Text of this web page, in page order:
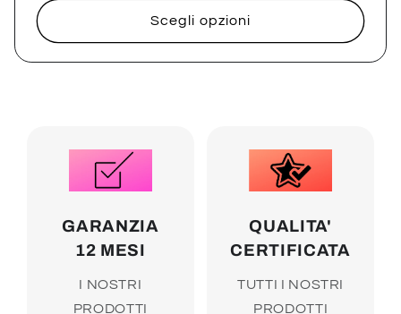
listino
Scegli opzioni
GARANZIA
12 MESI
I NOSTRI
PRODOTTI
QUALITA'
CERTIFICATA
TUTTI I NOSTRI
PRODOTTI